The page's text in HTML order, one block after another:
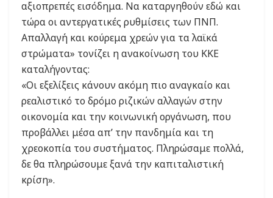
αξιοπρεπές εισόδημα. Να καταργηθούν εδώ και
τώρα οι αντεργατικές ρυθμίσεις των ΠΝΠ.
Απαλλαγή και κούρεμα χρεών για τα λαϊκά
στρώματα» τονίζει η ανακοίνωση του ΚΚΕ
καταλήγοντας:
«Οι εξελίξεις κάνουν ακόμη πιο αναγκαίο και
ρεαλιστικό το δρόμο ριζικών αλλαγών στην
οικονομία και την κοινωνική οργάνωση, που
προβάλλει μέσα απ’ την πανδημία και τη
χρεοκοπία του συστήματος. Πληρώσαμε πολλά,
δε θα πληρώσουμε ξανά την καπιταλιστική
κρίση».